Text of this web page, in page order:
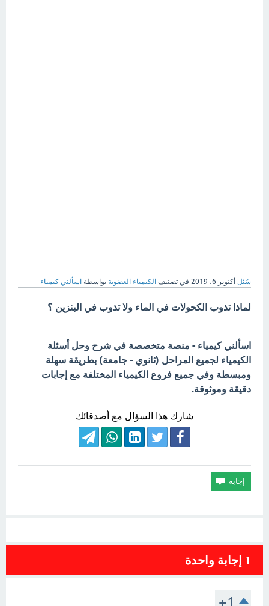
سُئل أكتوبر 6، 2019 في تصنيف الكيمياء العضوية بواسطة اسألني كيمياء
لماذا تذوب الكحولات في الماء ولا تذوب في البنزين ؟
اسألني كيمياء - منصة متخصصة في شرح وحل أسئلة
الكيمياء لجميع المراحل (ثانوي - جامعة) بطريقة سهلة
ومبسطة وفي جميع فروع الكيمياء المختلفة مع إجابات
دقيقة وموثوقة.
شارك هذا السؤال مع أصدقائك
1 إجابة واحدة
+1